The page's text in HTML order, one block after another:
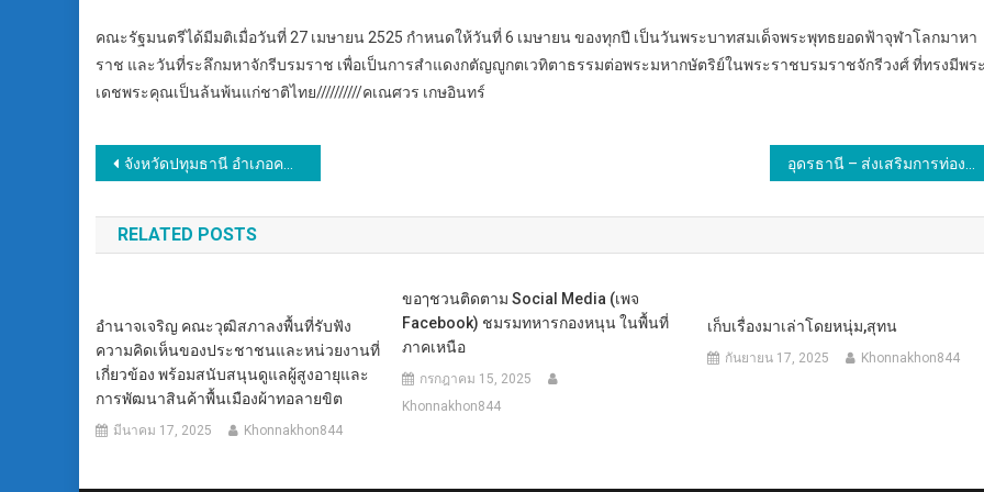
คณะรัฐมนตรีได้มีมติเมื่อวันที่ 27 เมษายน 2525 กำหนดให้วันที่ 6 เมษายน ของทุกปี เป็นวันพระบาทสมเด็จพระพุทธยอดฟ้าจุฬาโลกมาหา
ราช และวันที่ระลึกมหาจักรีบรมราช เพื่อเป็นการสำแดงกตัญญูกตเวทิตาธรรมต่อพระมหากษัตริย์ในพระราชบรมราชจักรีวงศ์ ที่ทรงมีพร
เดชพระคุณเป็นล้นพ้นแก่ชาติไทย//////////คเณศวร เกษอินทร์
แนะแนว
เรื่อง
จังหวัดปทุมธานี อำเภอคลองหลวง ———————————— ภายใต้การสั่งการและอำนวยการของ นายภาสกร บุญญลักษม์ ผู้ว่าราชการจังหวัดปทุมธานี
RELATED POSTS
อำนาจเจริญ คณะวุฒิสภาลงพื้นที่รับฟัง
ความคิดเห็นของประชาชนและหน่วยงานที่
เกี่ยวข้อง พร้อมสนับสนุนดูแลผู้สูงอายุและ
การพัฒนาสินค้าพื้นเมืองผ้าทอลายขิต
มีนาคม 17, 2025 Khonnakhon844
ขอๅชวนติดตาม Social Media (เพจ
Facebook) ชมรมทหารกองหนุน ในพื้นที่
ภาคเหนือ
กรกฎาคม 15, 2025
Khonnakhon844
เก็บเรื่องมาเล่าโดยหนุ่ม,สุทน
กันยายน 17, 2025 Khonnakhon844